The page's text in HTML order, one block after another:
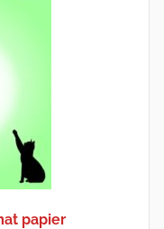
papier